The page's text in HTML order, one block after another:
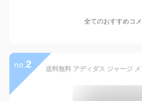
全てのおすすめコメ
no. 2